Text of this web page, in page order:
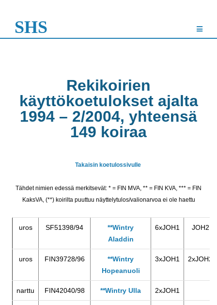
SHS
Rekikoirien
käyttökoetulokset ajalta
1994 – 2/2004, yhteensä
149 koiraa
Takaisin koetulossivulle
Tähdet nimien edessä merkitsevät: * = FIN MVA, ** = FIN KVA, *** = FIN
KaksVA,(**) koirilta puuttuu näyttelytulos/valionarvoa ei ole haettu
uros SF51398/94
**Wintry
Aladdin
6xJOH1 JOH2
uros FIN39728/96
**Wintry
Hopeanuoli
3xJOH1 2xJOH2
narttu FIN42040/98 **Wintry Ulla 2xJOH1